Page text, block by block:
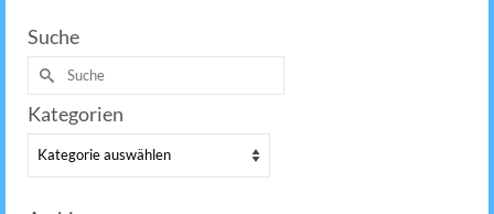
Suche
Suche
nach:
Kategorien
Kategorien